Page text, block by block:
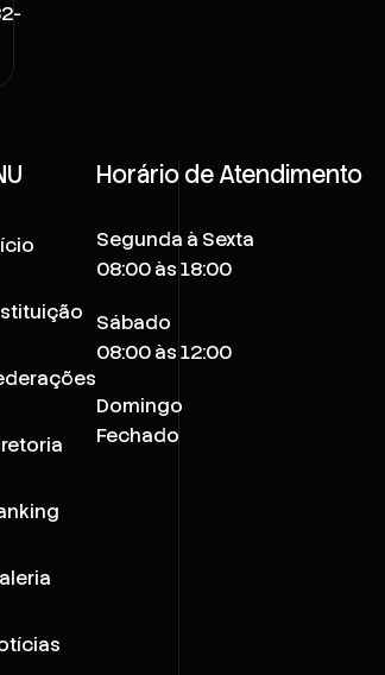
Horário de Atendimento
Segunda à Sexta
08:00 às 18:00
Sábado
08:00 às 12:00
Domingo
Fechado